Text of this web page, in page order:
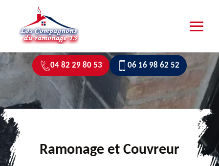
04 82 29 80 53 06 16 98 62 52
Ramonage et Couvreur